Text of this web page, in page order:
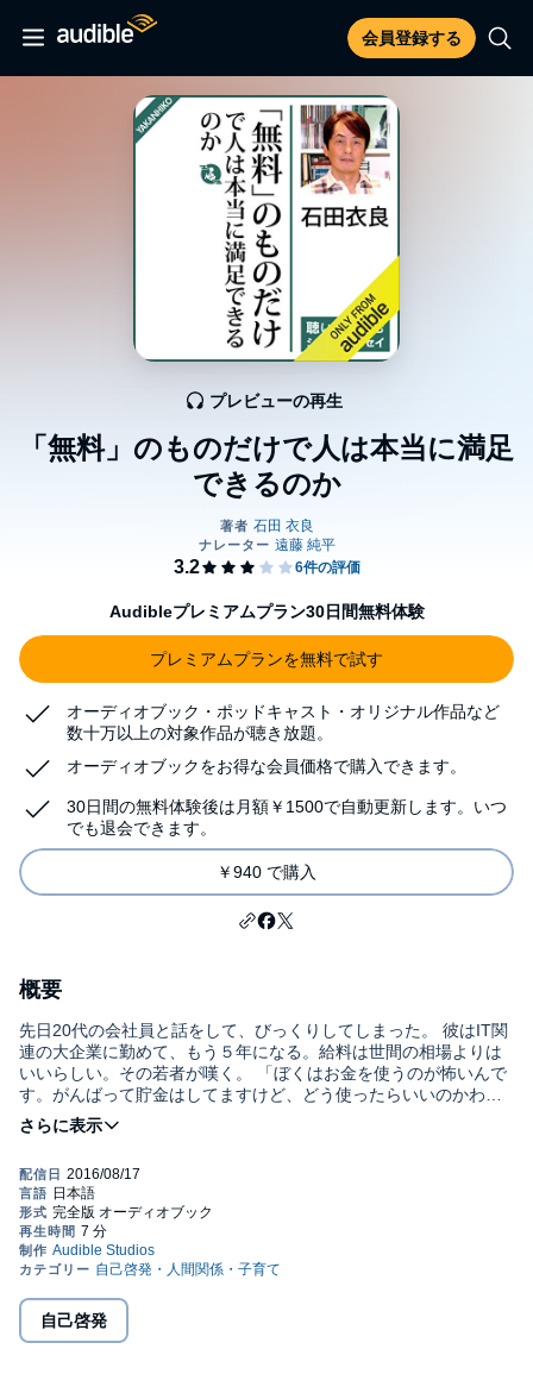
会員登録する
「無料」のものだけで人は本当に満足
できるのか
プレビューの再生
Audibleプレミアムプラン30日間無料体験
プレミアムプランを無料で試す
オーディオブック・ポッドキャスト・オリジナル作品など
数十万以上の対象作品が聴き放題。
オーディオブックをお得な会員価格で購入できます。
30日間の無料体験後は月額￥1500で自動更新します。いつ
でも退会できます。
￥940 で購入
概要
先日20代の会社員と話をして、びっくりしてしまった。 彼はIT関
連の大企業に勤めて、もう５年になる。給料は世間の相場よりは
いいらしい。その若者が嘆く。 「ぼくはお金を使うのが怖いんで
す。がんばって貯金はしてますけど、どう使ったらいいのかわか
りません」 彼がいうには、なにか欲しいソフトや情報があると、
まず無料のものを探すのだそうだ。見つからなければ、そこで諦
楽しんでいない。（本文より） 石田衣良ブックトーク『小説家と
過ごす日曜日』はこちらから→http://yakan-
hiko.com/ishidaira.html©Ira Ishida, (P) 2016 Audible, Inc.
自己啓発